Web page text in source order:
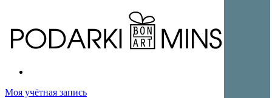
Постеры и оригинальные подарки и сувениры в Минске
Постеры и оригинальные подарки в Минске
Моя учётная запись